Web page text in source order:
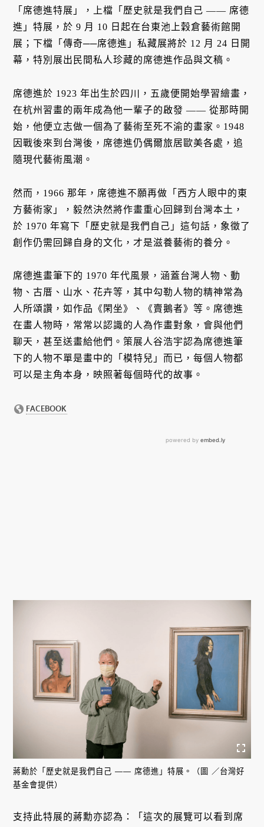
「席德進特展」，上檔「歷史就是我們自己 —— 席德
進」特展，於 9 月 10 日起在台東池上穀倉藝術館開
展；下檔「傳奇──席德進」私藏展將於 12 月 24 日開
幕，特別展出民間私人珍藏的席德進作品與文稿。
席德進於 1923 年出生於四川，五歲便開始學習繪畫，
在杭州習畫的兩年成為他一輩子的啟發 —— 從那時開
始，他便立志做一個為了藝術至死不渝的畫家。1948
因戰後來到台灣後，席德進仍偶爾旅居歐美各處，追
隨現代藝術風潮。
然而，1966 那年，席德進不願再做「西方人眼中的東
方藝術家」，毅然決然將作畫重心回歸到台灣本土，
於 1970 年寫下「歷史就是我們自己」這句話，象徵了
創作仍需回歸自身的文化，才是滋養藝術的養分。
席德進畫筆下的 1970 年代風景，涵蓋台灣人物、動
物、古厝、山水、花卉等，其中勾勒人物的精神常為
人所頌讚，如作品《閑坐》、《賣鵝者》等。席德進
在畫人物時，常常以認識的人為作畫對象，會與他們
聊天，甚至送畫給他們。策展人谷浩宇認為席德進筆
下的人物不單是畫中的「模特兒」而已，每個人物都
可以是主角本身，映照著每個時代的故事。
蔣勳於「歷史就是我們自己 —— 席德進」特展。（圖 ／台灣好
基金會提供）
支持此特展的蔣勳亦認為：「這次的展覽可以看到席